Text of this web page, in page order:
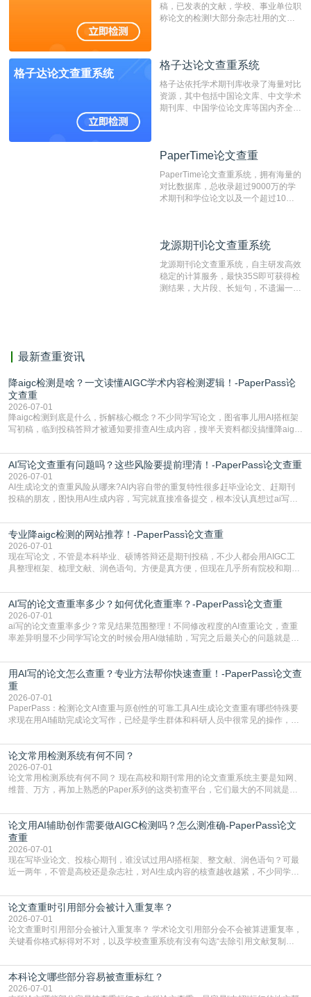
稿，已发表的文献，学校、事业单位职
称论文的检测!大部分杂志社用的文献
编辑部检测来稿和已发表的文献,检测
测时注意填写第一作者,才能排除已发
表文献复制比。（限制字符数1万）
格子达论文查重系统
格子达论文查重系统
格子达依托学术期刊库收录了海量对比
资源，其中包括中国论文库、中文学术
期刊库、中国学位论文库等国内齐全的
系统，可检测中文、英文两种语言的论
PaperTime论文查重
PaperTime论文查重系统，拥有海量的
对比数据库，总收录超过9000万的学
术期刊和学位论文以及一个超过10亿
对，利用指纹索引快速而精准地在云检
有相似的片段，该项技术检测速度快、
准确率高，市场反映良好。
龙源期刊论文查重系统
龙源期刊论文查重系统，自主研发高效
稳定的计算服务，最快35S即可获得检
测结果，大片段、长短句，不遗漏一处
最新查重资讯
降aigc检测是啥？一文读懂AIGC学术内容检测逻辑！-PaperPass论
文查重
2026-07-01
降aigc检测到底是什么，拆解核心概念？不少同学写论文，图省事儿用AI搭框架
写初稿，临到投稿答辩才被通知要排查AI生成内容，搜半天资料都没搞懂降aigc
怕是已经入行的科研人员，不少人也搞不清降aigc检测是啥，对相关要求摸不
准。其实，降aigc检测是伴随AIGC工具在学术领域普及诞生的新需求，核心是为
了满足现在高校、期刊对AI生
AI写论文查重有问题吗？这些风险要提前理清！-PaperPass论文查重
2026-07-01
AI生成论文的查重风险从哪来?AI内容自带的重复特性很多赶毕业论文、赶期刊
投稿的朋友，图快用AI生成内容，写完就直接准备提交，根本没认真想过ai写论
自带不可忽视的查重风险。AI训练依赖海量公开的文本数据，生成内容本质是基
于训练数据的概率拼接，不是从零开始的原创创作。生成过程中，很容易复用已
有的高频公共表述，甚至直接拼接已经公开
专业降aigc检测的网站推荐！-PaperPass论文查重
2026-07-01
现在写论文，不管是本科毕业、硕博答辩还是期刊投稿，不少人都会用AIGC工
具整理框架、梳理文献、润色语句。方便是真方便，但现在几乎所有院校和期刊
五遍还是过不了预检测的大有人在，这时候，找到靠谱的降AIGC检测率的网
站，就能少走好多弯路。PaperPass：守护学术原创性的智能伙伴AIGC生成内
容的学术合规痛点去年帮一个本科师弟改
AI写的论文查重率多少？如何优化查重率？-PaperPass论文查重
2026-07-01
ai写的论文查重率多少？常见结果范围整理！不同修改程度的AI查重论文，查重
率差异明显不少同学写论文的时候会用AI做辅助，写完之后最关心的问题就是ai
实际情况和大家想的不太一样。AI训练依赖海量公开学术文献、网络内容，生成
内容本质是按照语义概率拼接已有内容，很容易和已发布的作品撞重复，甚至会
直接引用整段已有内容，所以查重率偏高是
用AI写的论文怎么查重？专业方法帮你快速查重！-PaperPass论文查
重
2026-07-01
PaperPass：检测论文AI查重与原创性的可靠工具AI生成论文查重有哪些特殊要
求现在用AI辅助完成论文写作，已经是学生群体和科研人员中很常见的操作，不
但很多人忽略了，AI生成的内容天生带有重复风险——训练AI的数据集本身就包
含大量已公开的学术内容、网络原创内容，AI输出内容时很容易无意识拼接出重
复片
论文常用检测系统有何不同？
2026-07-01
论文常用检测系统有何不同？ 现在高校和期刊常用的论文查重系统主要是知网、
维普、万方，再加上熟悉的Paper系列的这类初查平台，它们最大的不同就是数
查数值误导。知网（CNKI）是学校定稿检测的绝对主流。本科用PMLC，含大学
生联合比对库，能比历届学长论文，硕博用VIP/TMLC，含学术论文联合比对
库，期刊投稿用AMLMC/SML
论文用AI辅助创作需要做AIGC检测吗？怎么测准确-PaperPass论文
查重
2026-07-01
现在写毕业论文、投核心期刊，谁没试过用AI搭框架、整文献、润色语句？可最
近一两年，不管是高校还是杂志社，对AI生成内容的核查越收越紧，不少同学投
真的太亏。提前做AIGC检测，已经成了很多过来人交稿前必做的一步。为什么
AIGC检测成了论文答辩投稿前的必备项？可能还有不少人觉得，我就用AI搭了个
框架，内容都是自己写的，至于做AIG
论文查重时引用部分会被计入重复率？
2026-07-01
论文查重时引用部分会被计入重复率？ 学术论文引用部分会不会被算进重复率，
关键看你格式标得对不对，以及学校查重系统有没有勾选“去除引用文献复制
独占一行，每条文献用[1][2]方括号编号、与正文一一对应，著录项符合GB/T
7714（作者、题名、刊名、年、卷期、页码齐全，标点用半角）；查重系统识别
成功后通常把这段标为引用，
本科论文哪些部分容易被查重标红？
2026-07-01